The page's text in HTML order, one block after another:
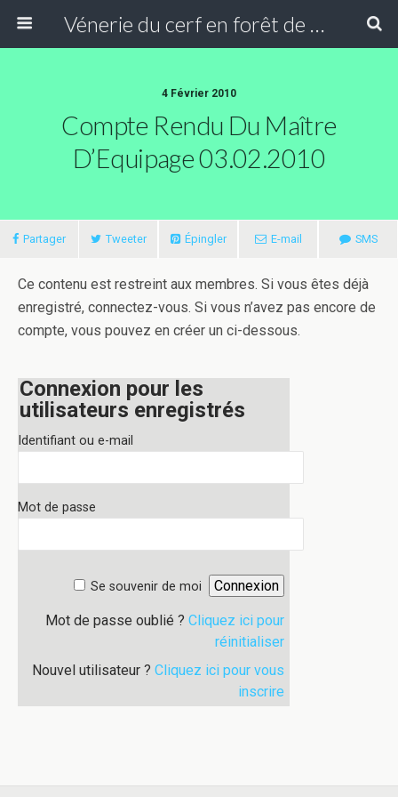
Vénerie du cerf en forêt de Compiègne
4 Février 2010
Compte Rendu Du Maître
D’Equipage 03.02.2010
Partager Tweeter Épingler E-mail SMS
Ce contenu est restreint aux membres. Si vous êtes déjà
enregistré, connectez-vous. Si vous n’avez pas encore de
compte, vous pouvez en créer un ci-dessous.
Connexion pour les
utilisateurs enregistrés
Identifiant ou e-mail
Mot de passe
Se souvenir de moi
Mot de passe oublié ? Cliquez ici pour
réinitialiser
Nouvel utilisateur ? Cliquez ici pour vous
inscrire